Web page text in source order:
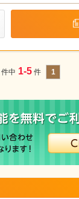
件中 1-5 件 1